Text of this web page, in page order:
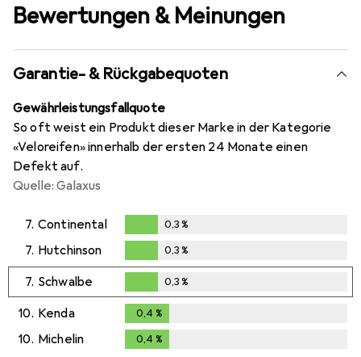
Bewertungen & Meinungen
Garantie- & Rückgabequoten
Gewährleistungsfallquote
So oft weist ein Produkt dieser Marke in der Kategorie
«Veloreifen» innerhalb der ersten 24 Monate einen
Defekt auf.
Quelle: Galaxus
7. Continental
0,3%
0,3%
7. Hutchinson
0,3%
0,3%
7. Schwalbe
0,3%
0,3%
10. Kenda 0,4 %
10. Michelin 0,4 %